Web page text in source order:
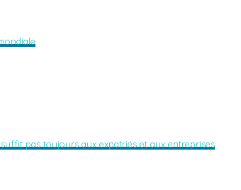
pas toujours aux expatriés et aux entreprises